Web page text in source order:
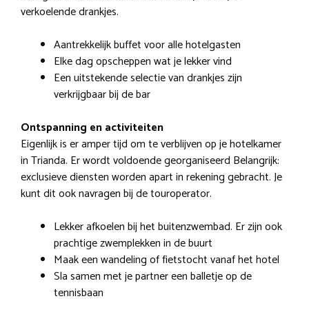
verkoelende drankjes.
Aantrekkelijk buffet voor alle hotelgasten
Elke dag opscheppen wat je lekker vind
Een uitstekende selectie van drankjes zijn
verkrijgbaar bij de bar
Ontspanning en activiteiten
Eigenlijk is er amper tijd om te verblijven op je hotelkamer
in Trianda. Er wordt voldoende georganiseerd Belangrijk:
exclusieve diensten worden apart in rekening gebracht. Je
kunt dit ook navragen bij de touroperator.
Lekker afkoelen bij het buitenzwembad. Er zijn ook
prachtige zwemplekken in de buurt
Maak een wandeling of fietstocht vanaf het hotel
Sla samen met je partner een balletje op de
tennisbaan